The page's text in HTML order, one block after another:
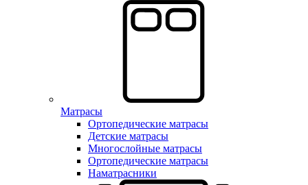
Матрасы
Ортопедические матрасы
Детские матрасы
Многослойные матрасы
Ортопедические матрасы
Наматрасники